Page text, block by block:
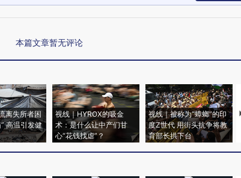
本篇文章暂无评论
离失所者困
高温引发健
视线｜HYROX的吸金
术：是什么让中产们甘
心“花钱找虐”？
视线｜被称为“蟑螂”的印
度Z世代 用街头抗争将教
育部长拱下台